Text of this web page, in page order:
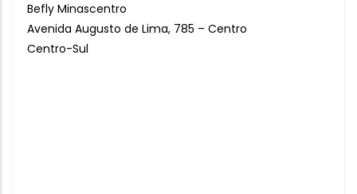
Befly Minascentro
Avenida Augusto de Lima, 785 – Centro
Centro-Sul